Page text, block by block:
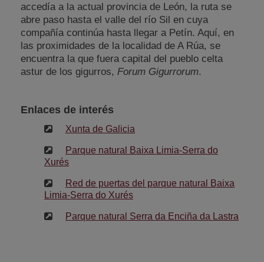
accedía a la actual provincia de León, la ruta se
abre paso hasta el valle del río Sil en cuya
compañía continúa hasta llegar a Petín. Aquí, en
las proximidades de la localidad de A Rúa, se
encuentra la que fuera capital del pueblo celta
astur de los gigurros, Forum Gigurrorum.
Enlaces de interés
Xunta de Galicia
Parque natural Baixa Limia-Serra do
Xurés
Red de puertas del parque natural Baixa
Limia-Serra do Xurés
Parque natural Serra da Enciña da Lastra